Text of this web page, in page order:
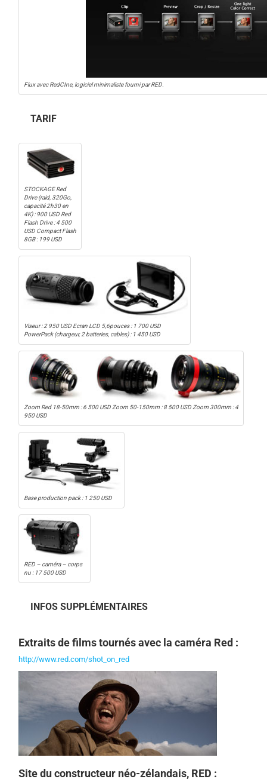
Flux avec RedCIne, logiciel minimaliste fourni par RED.
TARIF
STOCKAGE Red
Drive (raid, 320Go,
capacité 2h30 en
4K) : 900 USD Red
Flash Drive : 4 500
USD Compact Flash
8GB : 199 USD
Viseur : 2 950 USD Ecran LCD 5,6pouces : 1 700 USD
PowerPack (chargeur, 2 batteries, cables) : 1 450 USD
Zoom Red 18-50mm : 6 500 USD Zoom 50-150mm : 8 500 USD Zoom 300mm : 4
950 USD
Base production pack : 1 250 USD
RED – caméra – corps
nu : 17 500 USD
INFOS SUPPLÉMENTAIRES
Extraits de films tournés avec la caméra Red :
http://www.red.com/shot_on_red
Site du constructeur néo-zélandais, RED :